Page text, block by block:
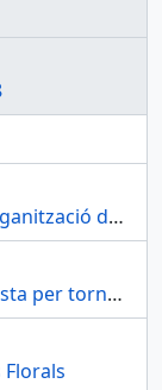
Jocs Florals
del Centre de Lectura
Florals